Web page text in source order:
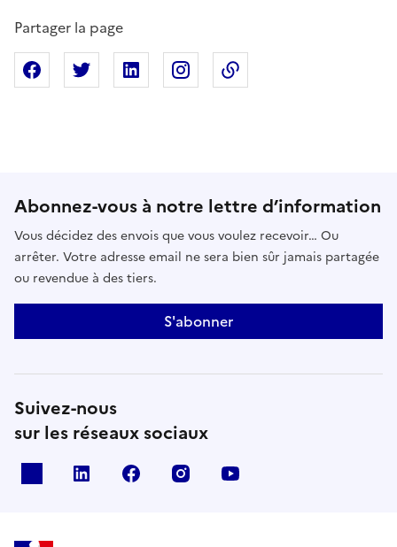
Partager la page
Partager sur Facebook
Partager sur XPartager sur Linkedin
Partager sur Instagram
Abonnez-vous à notre lettre d’information
Vous décidez des envois que vous voulez recevoir… Ou
arrêter. Votre adresse email ne sera bien sûr jamais partagée
ou revendue à des tiers.
S'abonner
Suivez-nous
sur les réseaux sociaux
linkedin facebook instagram